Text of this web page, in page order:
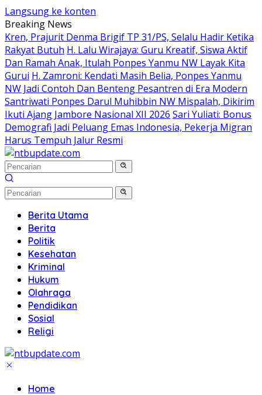
Langsung ke konten
Breaking News
Kren, Prajurit Denma Brigif TP 31/PS, Selalu Hadir Ketika
Rakyat Butuh H. Lalu Wirajaya: Guru Kreatif, Siswa Aktif
Dan Ramah Anak, Itulah Ponpes Yanmu NW Layak Kita
Gurui H. Zamroni: Kendati Masih Belia, Ponpes Yanmu
NW Jadi Contoh Dan Benteng Pesantren di Era Modern
Santriwati Ponpes Darul Muhibbin NW Mispalah, Dikirim
Ikuti Ajang Jambore Nasional XII 2026 Sari Yuliati: Bonus
Demografi Jadi Peluang Emas Indonesia, Pekerja Migran
Harus Tempuh Jalur Resmi
Berita Utama
Berita
Politik
Kesehatan
Kriminal
Hukum
Olahraga
Pendidikan
Sosial
Religi
Home